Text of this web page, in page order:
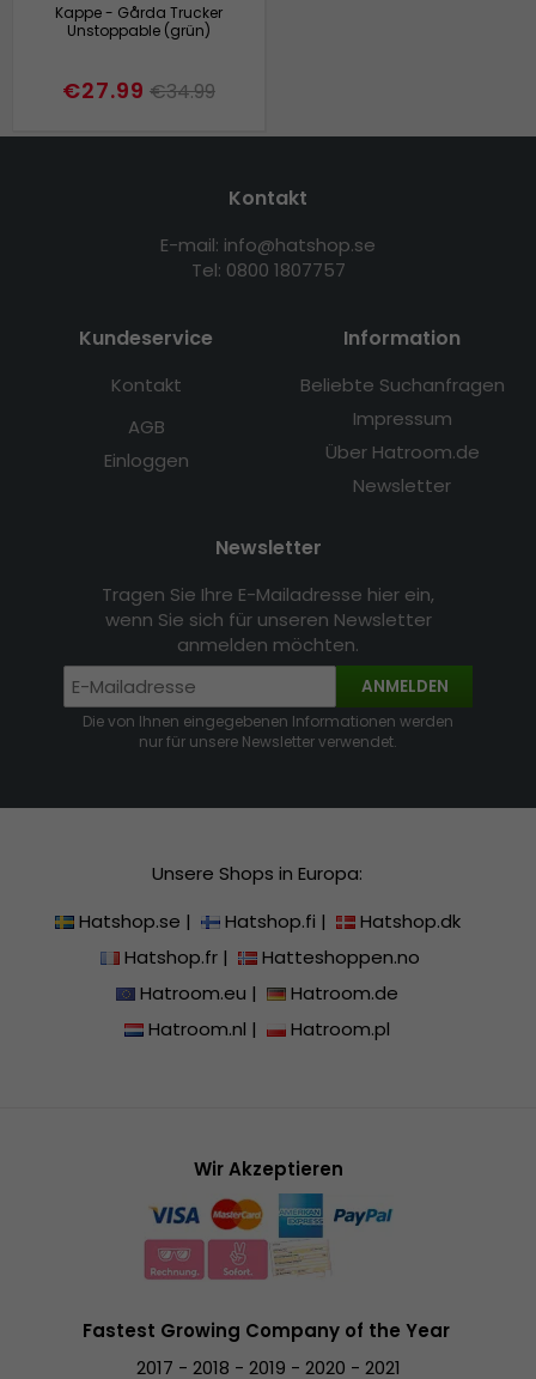
Kappe - Gårda Trucker
Unstoppable (grün)
€27.99 €34.99
Kontakt
E-mail: info@hatshop.se
Tel: 0800 1807757
Kundeservice
Kontakt
AGB
Einloggen
Information
Beliebte Suchanfragen
Impressum
Über Hatroom.de
Newsletter
Newsletter
Tragen Sie Ihre E-Mailadresse hier ein,
wenn Sie sich für unseren Newsletter
anmelden möchten.
ANMELDEN
Die von Ihnen eingegebenen Informationen werden
nur für unsere Newsletter verwendet.
Unsere Shops in Europa:
Hatshop.se | Hatshop.fi |
Hatshop.dk
Hatshop.fr|
Hatteshoppen.no
Hatroom.eu |
Hatroom.de
Hatroom.nl | Hatroom.pl
Wir Akzeptieren
Fastest Growing Company of the Year
2017 - 2018 - 2019 - 2020 - 2021